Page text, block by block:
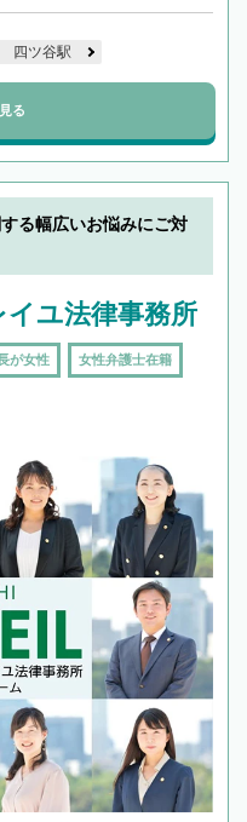
四ツ谷駅
る
る幅広いお悩みにご対
ユ法律事務所
が女性 女性弁護士在籍